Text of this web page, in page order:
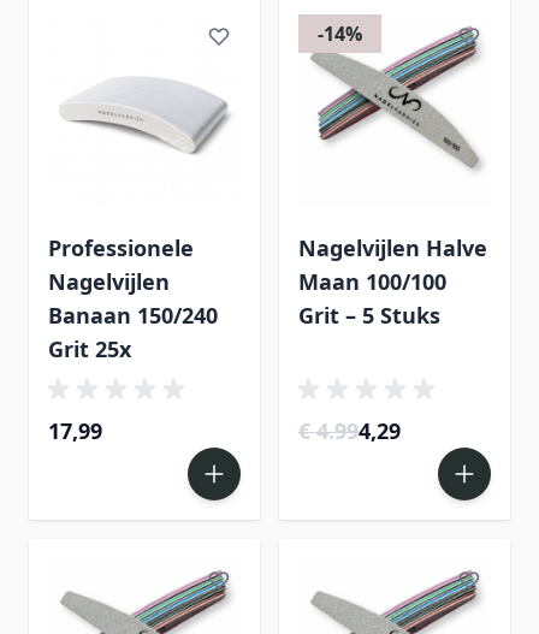
Professionele
Nagelvijlen
Banaan 150/240
Grit 25x
17,99
-14%
Nagelvijlen Halve
Maan 100/100
Grit – 5 Stuks
€ 4.994,29